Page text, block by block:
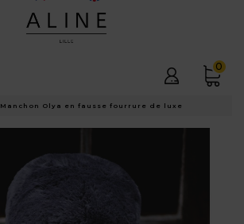
0
Manchon Olya en fausse fourrure de luxe